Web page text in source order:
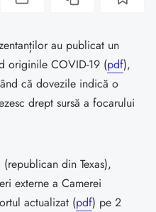
au publicat un
originile COVID-19 (pdf),
că dovezile indică o
drept sursă a focarului
din Texas),
externe a Camerei
actualizat (pdf) pe 2